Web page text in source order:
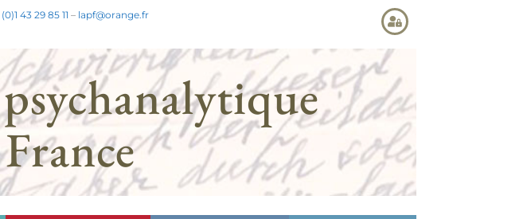
(0)1 43 29 85 11 – lapf@orange.fr